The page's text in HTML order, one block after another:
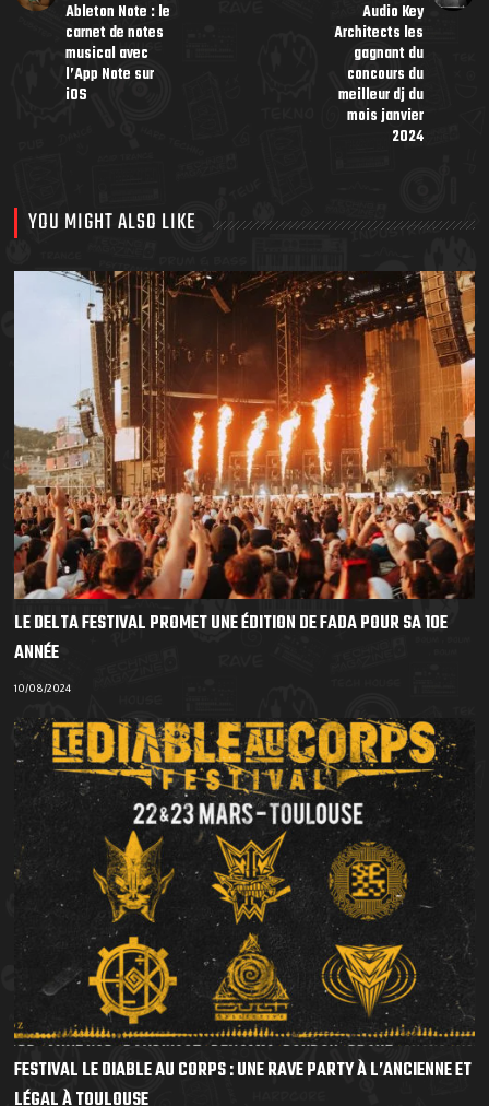
Ableton Note : le
carnet de notes
musical avec
l’App Note sur
iOS
Audio Key
Architects les
gagnant du
concours du
meilleur dj du
mois janvier
2024
YOU MIGHT ALSO LIKE
LE DELTA FESTIVAL PROMET UNE ÉDITION DE FADA POUR SA 10E
ANNÉE
10/08/2024
FESTIVAL LE DIABLE AU CORPS : UNE RAVE PARTY À L’ANCIENNE ET